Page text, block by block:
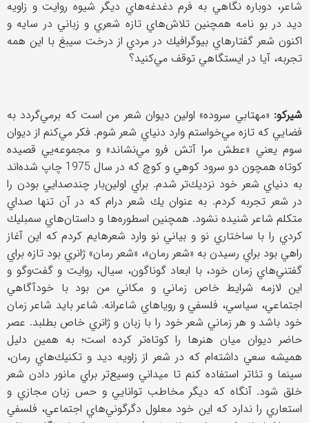
شاعر، دوباره نگاهي به فرم دغدغه‌هاي ديگر شيوه روايت و زاويه
ديد در بو نامه همچنين تلاش‌هاي تازه شعري و زباني در سايه و
اكنون شعر گفتارهاي بيوگرافيك در مردي از درخت سيبغ با اين همه
تجربه، آيا در ايستگاهي توقف مي‌كنيد؟
شيركو: «مهتابي سروده» اولين ديوان شعر من است كه برمي‌گردد به
فضايي كه تازه مي‌خواستم وارد دنياي شعر شوم. فكر مي‌كنم از ديوان
سوم يعني «عطش مرا آتش فرو مي‌نشاند» و مجموعه‌يي قصيده
كوتاه همچون دو سرود كوهي و كوچ كه در سال 1975 چاپ شده‌اند
به دنياي شعر خود نزديك‌تر شدم. براي اولين‌بار چندصدايي بودن را
در شعر تجربه كردم. به عنوان يك شعر درام كه در آن تنها صداي
متكلم شاعر شنيده نشود. همچنين اسطوره‌ها و داستان‌هاي سمبليك
كردي را با ساختاري نو و بياني نو وارد شعرهايم كردم كه اين آغاز
راهي بود براي رسيدن به «شعر رمان»، «شعر رمان» ژانري بود تازه براي
گفتني‌هاي زمان خود، با ابعاد گوناگون، سيال، روايت و گفت‌وگو و
اين لازمه شرايط خاص زماني و مكاني من بود با خودآگاهي
اجتماعي، سياسي، فلسفي و روياهاي شاعرانه. شاعر بايد شاعر زمان
خود باشد و هر زماني شعر خود را با زبان و ژانري خاص بطلبد. عصر
حاضر ديوان ميان هنرها را كوتاه‌تر كرده است؛ به همين دليل
هميشه سعي داشته‌ام كه در شعر از زاويه ديد و تكنيك‌هاي رمان،
سينما و تئاتر استفاده كنم تا ميداني وسيع‌تر براي مانور دادن شعر
خلق شود. آنگاه كه ديگر مخاطب توانايي و حس زبان مجازي و
استعاري را ندارد كه اين خود معلول دگرگوني‌هاي اجتماعي، فلسفي